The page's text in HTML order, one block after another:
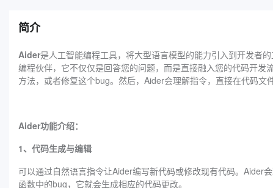
简介
Aider是人工智能编程工具，将大型语言模型的能力引入到开发者
编程伙伴，它不仅仅是回答您的问题，而是直接融入您的代码开
方法，或者修复这个bug。然后，Aider会理解指令，直接在代码文
Aider功能介绍：
1、代码生成与编辑
可以通过自然语言指令让Aider编写新代码或修改现有代码。Aider
函数中的bug，它就会生成相应的代码更改。